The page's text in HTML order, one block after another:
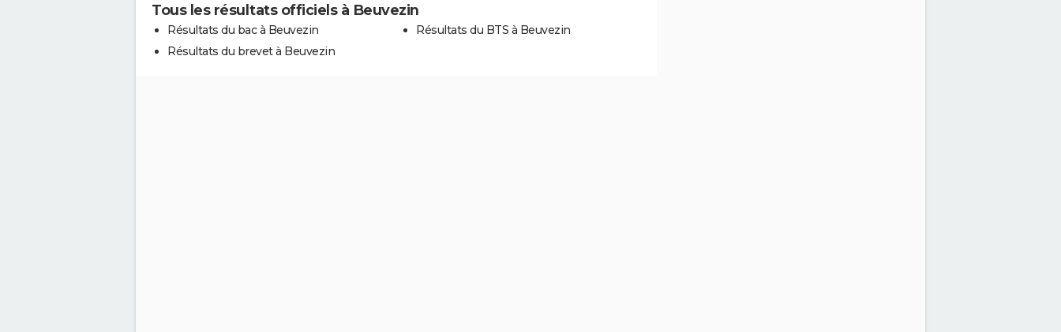
Tous les résultats officiels à Beuvezin
Résultats du bac à Beuvezin
Résultats du brevet à Beuvezin
Résultats du BTS à Beuvezin